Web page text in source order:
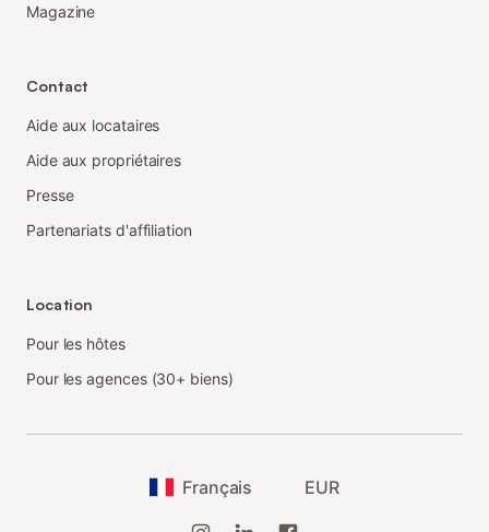
Magazine
Contact
Aide aux locataires
Aide aux propriétaires
Presse
Partenariats d'affiliation
Location
Pour les hôtes
Pour les agences (30+ biens)
Français EUR